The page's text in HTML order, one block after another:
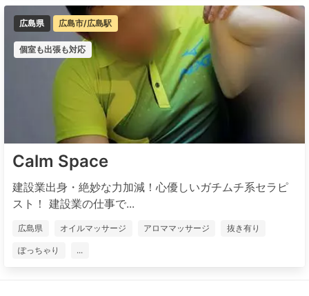
広島県 広島市/広島駅
個室も出張も対応
Calm Space
建設業出身・絶妙な力加減！心優しいガチムチ系セラピ
スト！ 建設業の仕事で...
広島県 オイルマッサージ アロママッサージ 抜き有り
ぽっちゃり ...